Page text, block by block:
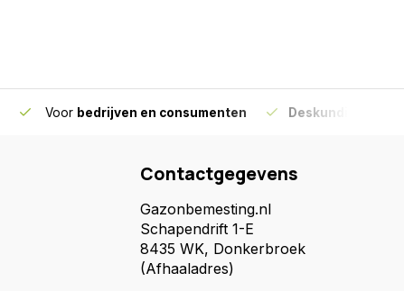
Voor bedrijven en consumenten Deskundig advies
Contactgegevens
Gazonbemesting.nl
Schapendrift 1-E
8435 WK, Donkerbroek
(Afhaaladres)